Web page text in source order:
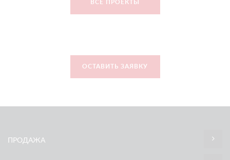
ВСЕ ПРОЕКТЫ
ОСТАВИТЬ ЗАЯВКУ
ПРОДАЖА